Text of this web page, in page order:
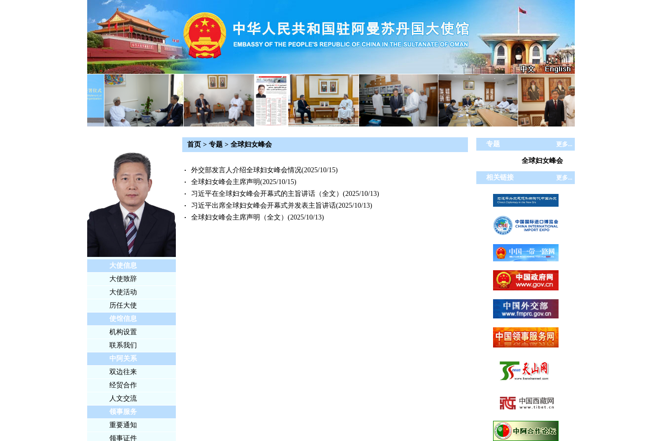
大使信息
大使致辞
大使活动
历任大使
使馆信息
机构设置
联系我们
中阿关系
双边往来
经贸合作
人文交流
领事服务
重要通知
领事证件
首页 > 专题 > 全球妇女峰会
外交部发言人介绍全球妇女峰会情况(2025/10/15)
全球妇女峰会主席声明(2025/10/15)
习近平在全球妇女峰会开幕式的主旨讲话（全文） (2025/10/13)
习近平出席全球妇女峰会开幕式并发表主旨讲话(2025/10/13)
全球妇女峰会主席声明（全文） (2025/10/13)
专题 更多...
全球妇女峰会
相关链接 更多...